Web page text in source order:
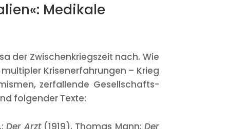
Medikale
der Zwischenkriegszeit nach. Wie
Krisenerfahrungen – Krieg
zerfallende Gesellschafts-
folgender Texte:
Der Arzt(1919), Thomas Mann: Der